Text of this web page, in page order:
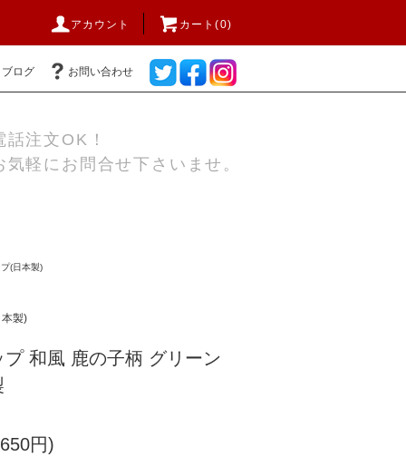
アカウント カート(0)
ブログ お問い合わせ
話注文OK！
気軽にお問合せ下さいませ。
(日本製)
製)
和風 鹿の子柄 グリーン
円)